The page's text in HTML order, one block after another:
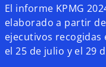
El informe KPMG
elaborado a partir
ejecutivos
el 25 de julio y el 29